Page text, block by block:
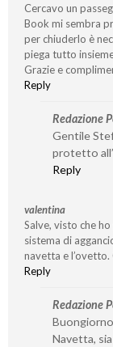
Cercavo un
Book mi sembra
per chiuderlo è
piega tutto
Grazie e
Reply
Redazione
Gentile
protetto
Reply
valentina
Salve, visto che
sistema di
navetta e l’ovetto.
Reply
Redazione
Navetta,